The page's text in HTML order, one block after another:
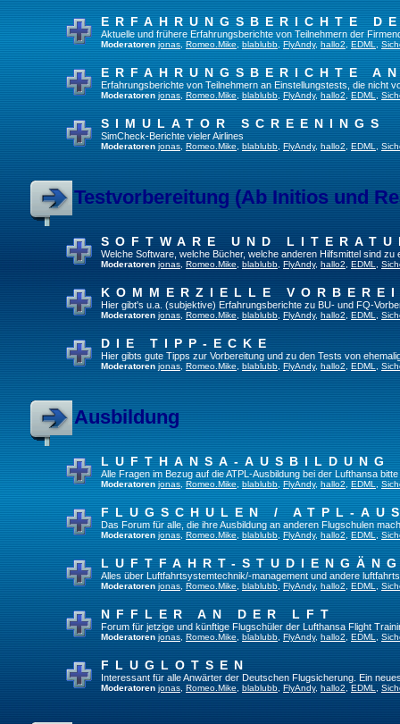
ERFAHRUNGSBERICHTE
Aktuelle und frühere Erfahrungsberichte von Teilnehmern der
Moderatoren jonas Romeo.Mike blablubb FlyAndy, hallo2 EDML
ERFAHRUNGSBERICHTE
Erfahrungsberichte von Teilnehmern an Einstellungstests, die nicht
Moderatoren jonas Romeo.Mike blablubb FlyAndy, hallo2 EDML
SIMULATOR SCREENINGS
SimCheck-Berichte vieler Airlines
Moderatoren jonas Romeo.Mike blablubb FlyAndy, hallo2 EDML
Testvorbereitung (Ab Initios und
SOFTWARE UND
Welche Software, welche Bücher, welche anderen Hilfsmittel sind zu
Moderatoren jonas Romeo.Mike blablubb FlyAndy, hallo2 EDML
KOMMERZIELLE
Hier gibt's u.a. (subjektive) Erfahrungsberichte zu BU- und FQ-
Moderatoren jonas Romeo.Mike blablubb FlyAndy, hallo2 EDML
DIE TIPP-ECKE
Hier gibts gute Tipps zur Vorbereitung und zu den Tests von
Moderatoren jonas Romeo.Mike blablubb FlyAndy, hallo2 EDML
Ausbildung
LUFTHANSA-AUSBILDUNG
Alle Fragen im Bezug auf die ATPL-Ausbildung bei der Lufthansa
Moderatoren jonas Romeo.Mike blablubb FlyAndy, hallo2 EDML
FLUGSCHULEN / ATPL-
Das Forum für alle, die ihre Ausbildung an anderen Flugschulen
Moderatoren jonas Romeo.Mike blablubb FlyAndy, hallo2 EDML
LUFTFAHRT-
Alles über Luftfahrtsystemtechnik/-management und andere
Moderatoren jonas Romeo.Mike blablubb FlyAndy, hallo2 EDML
NFFLER AN DER LFT
Forum für jetzige und künftige Flugschüler der Lufthansa Flight
Moderatoren jonas Romeo.Mike blablubb FlyAndy, hallo2 EDML
FLUGLOTSEN
Interessant für alle Anwärter der Deutschen Flugsicherung. Ein
Moderatoren jonas Romeo.Mike blablubb FlyAndy, hallo2 EDML